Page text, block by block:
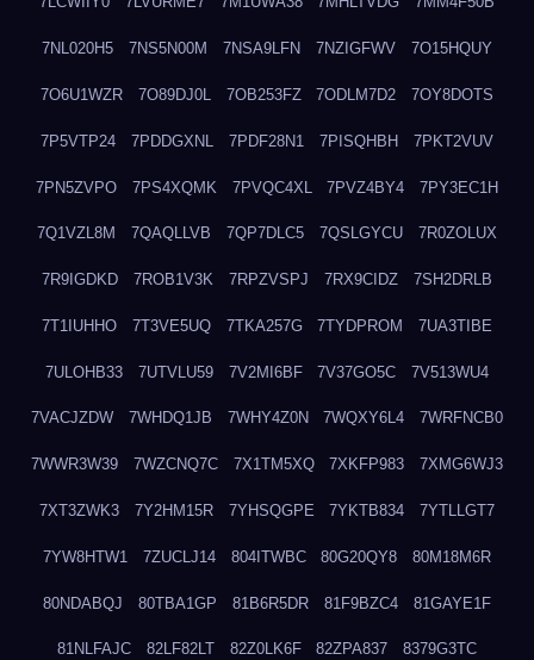
7NL020H5 7NS5N00M 7NSA9LFN 7NZIGFWV 7O15HQUY
7O6U1WZR 7O89DJ0L 7OB253FZ 7ODLM7D2 7OY8DOTS
7P5VTP24 7PDDGXNL 7PDF28N1 7PISQHBH 7PKT2VUV
7PN5ZVPO 7PS4XQMK 7PVQC4XL 7PVZ4BY4 7PY3EC1H
7Q1VZL8M 7QAQLLVB 7QP7DLC5 7QSLGYCU 7R0ZOLUX
7R9IGDKD 7ROB1V3K 7RPZVSPJ 7RX9CIDZ 7SH2DRLB
7T1IUHHO 7T3VE5UQ 7TKA257G 7TYDPROM 7UA3TIBE
7ULOHB33 7UTVLU59 7V2MI6BF 7V37GO5C 7V513WU4
7VACJZDW 7WHDQ1JB 7WHY4Z0N 7WQXY6L4 7WRFNCB0
7WWR3W39 7WZCNQ7C 7X1TM5XQ 7XKFP983 7XMG6WJ3
7XT3ZWK3 7Y2HM15R 7YHSQGPE 7YKTB834 7YTLLGT7
7YW8HTW1 7ZUCLJ14 804ITWBC 80G20QY8 80M18M6R
80NDABQJ 80TBA1GP 81B6R5DR 81F9BZC4 81GAYE1F
81NLFAJC 82LF82LT 82Z0LK6F 82ZPA837 8379G3TC